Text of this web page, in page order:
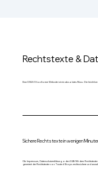
Rechtstexte &
Eine DSGVO-konforme Website ist ein absolutes Muss. Die leicht
Sichere Rechtstexte in wenigen
Ob Impressum, Datenschutzerklärung oder AGB: Mit dem
generiert der Rechtstexter von Trusted Shops rechtssichere und